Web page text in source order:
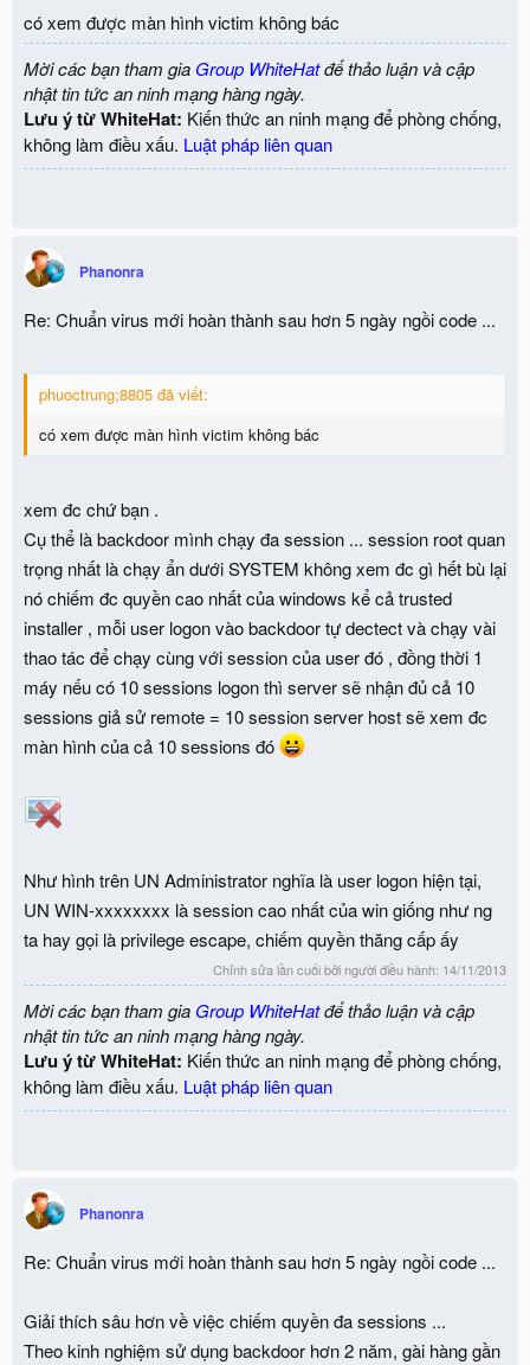
có xem được màn hình victim không bác
Mời các bạn tham gia Group WhiteHatđể thảo luận và cập
nhật tin tức an ninh mạng hàng ngày.
Lưu ý từ WhiteHat: Kiến thức an ninh mạng để phòng chống,
không làm điều xấu. Luật pháp liên quan
Phanonra
Re: Chuẩn virus mới hoàn thành sau hơn 5 ngày ngồi code ...
phuoctrung;8805 đã viết:
có xem được màn hình victim không bác
xem đc chứ bạn .
Cụ thể là backdoor mình chạy đa session ... session root quan
trọng nhất là chạy ẩn dưới SYSTEM không xem đc gì hết bù lại
nó chiếm đc quyền cao nhất của windows kể cả trusted
installer , mỗi user logon vào backdoor tự dectect và chạy vài
thao tác để chạy cùng với session của user đó , đồng thời 1
máy nếu có 10 sessions logon thì server sẽ nhận đủ cả 10
sessions giả sử remote = 10 session server host sẽ xem đc
màn hình của cả 10 sessions đó
Như hình trên UN Administrator nghĩa là user logon hiện tại,
UN WIN-xxxxxxxx là session cao nhất của win giống như ng
ta hay gọi là privilege escape, chiếm quyền thăng cấp ấy
Chỉnh sửa lần cuối bởi người điều hành: 14/11/2013
Mời các bạn tham gia Group WhiteHatđể thảo luận và cập
nhật tin tức an ninh mạng hàng ngày.
Lưu ý từ WhiteHat: Kiến thức an ninh mạng để phòng chống,
không làm điều xấu. Luật pháp liên quan
Phanonra
Re: Chuẩn virus mới hoàn thành sau hơn 5 ngày ngồi code ...
Giải thích sâu hơn về việc chiếm quyền đa sessions ...
Theo kinh nghiệm sử dụng backdoor hơn 2 năm, gài hàng gần